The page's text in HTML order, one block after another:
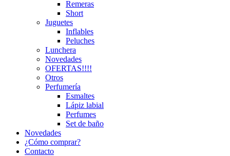
Remeras
Short
Juguetes
Inflables
Peluches
Lunchera
Novedades
OFERTAS!!!!
Otros
Perfumería
Esmaltes
Lápiz labial
Perfumes
Set de baño
Novedades
¿Cómo comprar?
Contacto